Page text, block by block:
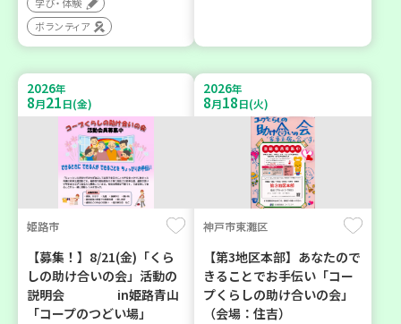
学び・体験
ボランティア
2026年
8月21日(金)
姫路市
【募集！】8/21(金)「くら
しの助け合いの会」活動の
説明会 in姫路青山
「コープのつどい場」
2026年
8月18日(火)
神戸市東灘区
【第3地区本部】あなたので
きることでお手伝い「コー
プくらしの助け合いの会」
（会場：住吉）